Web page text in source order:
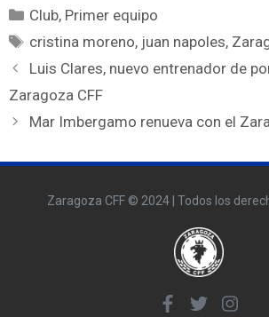
Club, Primer equipo
cristina moreno, juan napoles,
Luis Clares, nuevo entrenador de
Zaragoza CFF
Mar Imbergamo renueva con el
Zaragoza CFF © 2024 | Todos los